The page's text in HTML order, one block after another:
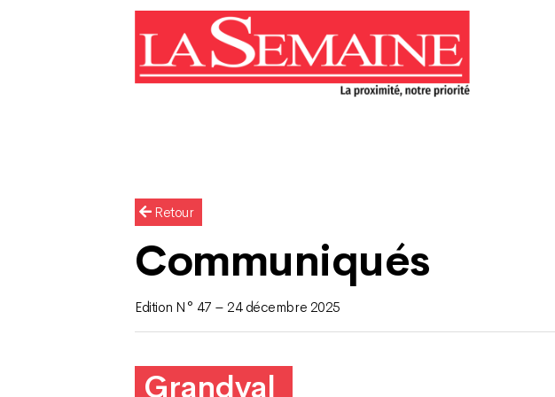
Retour
Communiqués
Edition N° 47 – 24 décembre 2025
Grandval